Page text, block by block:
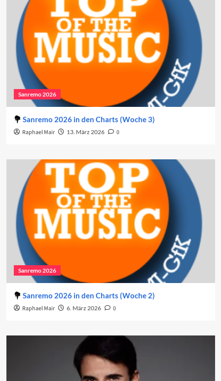
Sanremo 2026
Sanremo 2026 in den Charts (Woche 3)
Raphael Mair 13. März 2026 0
Sanremo 2026
Sanremo 2026 in den Charts (Woche 2)
Raphael Mair 6. März 2026 0